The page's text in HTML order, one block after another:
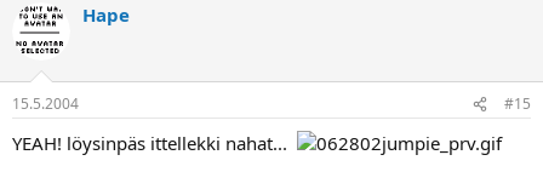
Hape
15.5.2004 #15
YEAH! löysinpäs ittellekki nahat...